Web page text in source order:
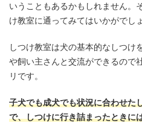
いうこともあるかもしれません。
け教室に通ってみてはいかがでし
しつけ教室は犬の基本的なしつけ
や飼い主さんと交流ができるので
リです。
子犬でも成犬でも状況に合わせた
で、しつけに行き詰まったときに